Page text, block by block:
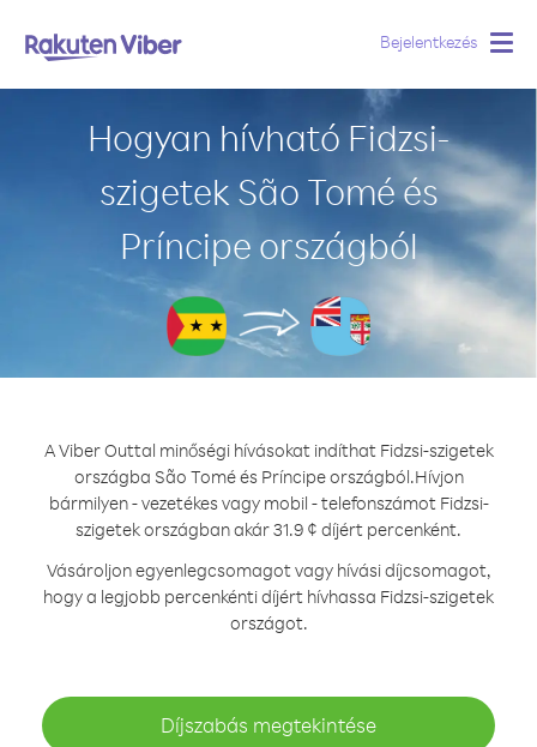
Bejelentkezés
Hogyan hívható Fidzsi-
szigetek São Tomé és
Príncipe országból
A Viber Outtal minőségi hívásokat indíthat Fidzsi-szigetek
országba São Tomé és Príncipe országból.Hívjon
bármilyen - vezetékes vagy mobil - telefonszámot Fidzsi-
szigetek országban akár 31.9 ¢ díjért percenként.
Vásároljon egyenlegcsomagot vagy hívási díjcsomagot,
hogy a legjobb percenkénti díjért hívhassa Fidzsi-szigetek
országot.
Díjszabás megtekintése